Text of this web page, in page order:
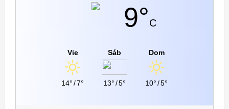
9°C
Vie
14°/7°
Sáb
13°/5°
Dom
10°/5°